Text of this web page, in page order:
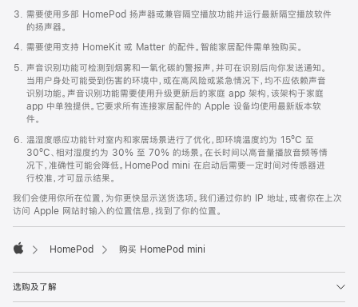
需要使用多部 HomePod 扬声器或兼容隔空播放功能并运行最新隔空播放软件
的扬声器。
需要使用支持 HomeKit 或 Matter 的配件。智能家居配件需单独购买。
声音识别功能可检测到烟雾和一氧化碳的警报声，并可在识别后向你发送通知。
当用户身处可能受到伤害的环境中，或在高风险或紧急情况下，均不应依赖声音
识别功能。声音识别功能需要使用升级更新后的家庭 app 架构，该架构于家庭
app 中单独提供。它要求所有连接家居配件的 Apple 设备均使用最新版本软
件。
温湿度感应功能针对室内和家居场景进行了优化，即环境温度约为 15ºC 至
30ºC、相对湿度约为 30% 至 70% 的场景。在长时间以高音量播放音频等情
况下，准确性可能会降低。HomePod mini 在启动后需要一定时间对传感器进
行校准，才可显示结果。
我们会使用你所在位置，为你更快显示送货选项。我们通过你的 IP 地址，或者你在上次
访问 Apple 网站时输入的位置信息，找到了你的位置。
HomePod 购买 HomePod mini
选购及了解